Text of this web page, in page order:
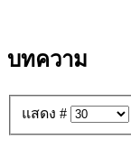
บทความ
แสดง #